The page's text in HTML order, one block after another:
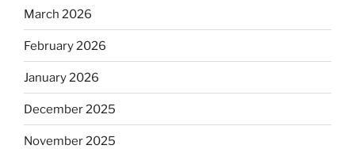
March 2026
February 2026
January 2026
December 2025
November 2025